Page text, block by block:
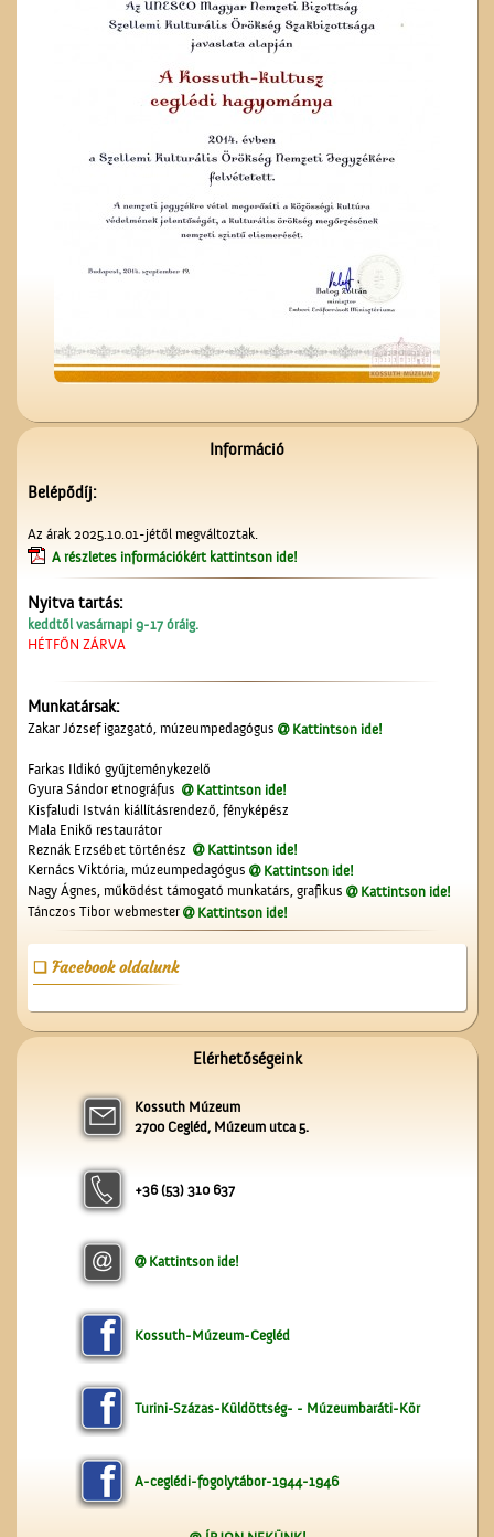
A Nagytemplom
templom tornya
A régi ceglédi evangélikus
tanítókról
Képeslapok, képeslapok,
képeslapok…
A Ceglédi Beszerzési
Kezdődik az iskola!
Információ
Belépődíj:
Az árak 2025.10.01-jétől megváltoztak.
A részletes információkért kattintson ide!
Nyitva tartás:
keddtől vasárnapi 9-17 óráig.
HÉTFŐN ZÁRVA
Munkatársak:
Zakar József igazgató, múzeumpedagógus Kattintson ide!
Farkas Ildikó gyűjteménykezelő
Gyura Sándor etnográfus
Kattintson ide!
Kisfaludi István kiállításrendező, fényképész
Mala Enikő restaurátor
Reznák Erzsébet történész
Kattintson ide!
Kernács Viktória, múzeumpedagógus
Kattintson ide!
Nagy Ágnes, működést támogató munkatárs, grafikus
Kattintson ide!
Tánczos Tibor webmester
Kattintson ide!
Facebook oldalunk
Elérhetőségeink
Kossuth Múzeum
2700 Cegléd, Múzeum utca 5.
+36 (53) 310 637
Kattintson ide!
Kossuth-Múzeum-Cegléd
Turini-Százas-Küldöttség- - Múzeumbaráti-Kör
A-ceglédi-fogolytábor-1944-1946